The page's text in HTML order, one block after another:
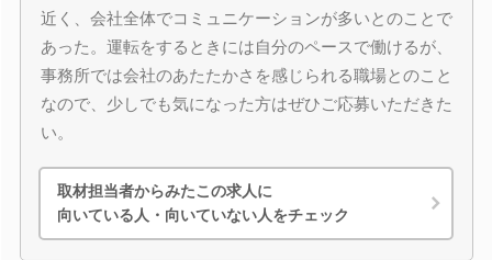
近く、会社全体でコミュニケーションが多いとのことで
あった。運転をするときには自分のペースで働けるが、
事務所では会社のあたたかさを感じられる職場とのこと
なので、少しでも気になった方はぜひご応募いただきた
い。
取材担当者からみたこの求人に
向いている人・向いていない人をチェック